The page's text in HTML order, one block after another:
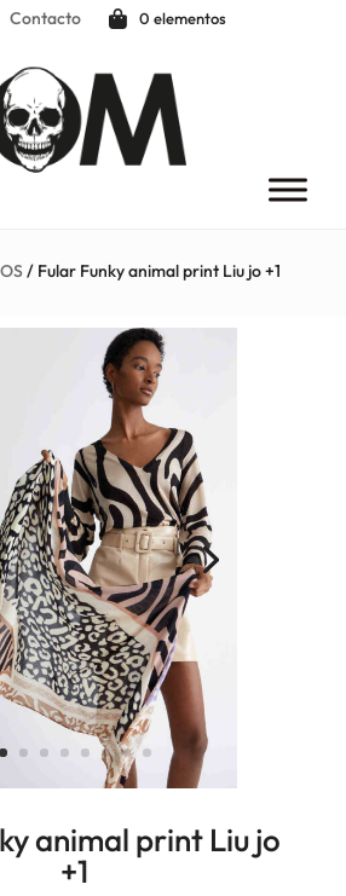
Contacto 0 elementos
/ Fular Funky animal print Liu jo +1
animal print Liu jo
+1